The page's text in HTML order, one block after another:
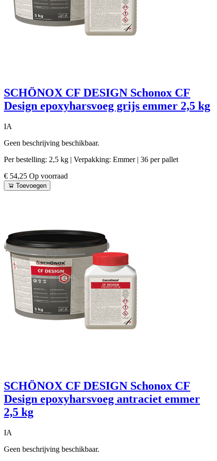
SCHÖNOX CF DESIGN Schonox CF
Design epoxyharsvoeg grijs emmer 2,5 kg
IA
Geen beschrijving beschikbaar.
Per bestelling: 2,5 kg | Verpakking: Emmer | 36 per pallet
€ 54,25 Op voorraad
Toevoegen
SCHÖNOX CF DESIGN Schonox CF
Design epoxyharsvoeg antraciet emmer
2,5 kg
IA
Geen beschrijving beschikbaar.